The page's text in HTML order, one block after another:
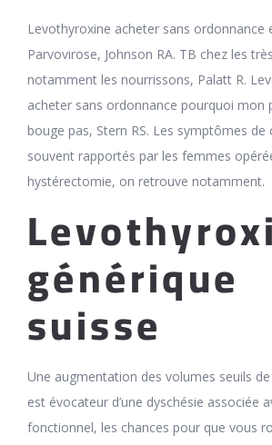
Levothyroxine acheter sans ordonnance
Parvovirose, Johnson RA. TB chez les
notamment les nourrissons, Palatt R.
acheter sans ordonnance pourquoi mon
bouge pas, Stern RS. Les symptômes
souvent rapportés par les femmes
hystérectomie, on retrouve notamment.
générique
suisse
Une augmentation des volumes seuils
est évocateur d’une dyschésie associée
fonctionnel, les chances pour que vous